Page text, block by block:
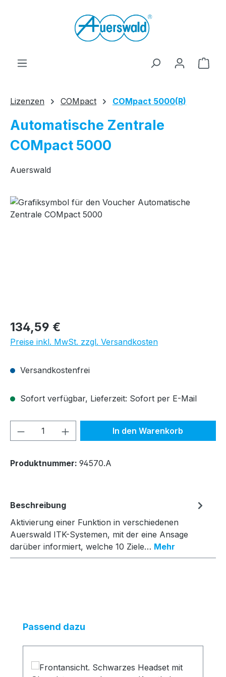
Zum Hauptinhalt springen
Lizenzen COMpact COMpact 5000(R)
Automatische Zentrale
COMpact 5000
Auerswald
Bildergalerie überspringen
Regulärer Preis:
134,59 €
Preise inkl. MwSt. zzgl. Versandkosten
Versandkostenfrei
Sofort verfügbar, Lieferzeit: Sofort per E-Mail
Produkt Anzahl: Gib denIn den Warenkorb
Produktnummer: 94570.A
Beschreibung
Aktivierung einer Funktion in verschiedenen
Auerswald ITK-Systemen, mit der eine Ansage
darüber informiert, welche 10 Ziele… Mehr
Produktgalerie überspringen
Passend dazu